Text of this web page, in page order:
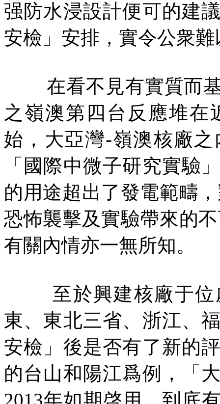
强防水浸設計便可的建
安檢」安排，實令公衆
在看不見有實質而
之嶺澳第四台反應堆在
始，大亞灣-嶺澳核廠
「國際中微子研究實驗
的用途超出了發電範疇
恐怖襲擊及實驗帶來的
有關內情亦一無所知。
至於興建核廠于
東、東北三省、浙江、
安檢」後是否有了新的
的台山和陽江爲例，「